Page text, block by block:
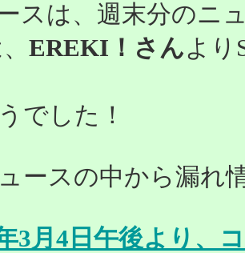
スは、週末分のニ
EREKI！さんより
でした！
ースの中から漏れ
3月4日午後より、